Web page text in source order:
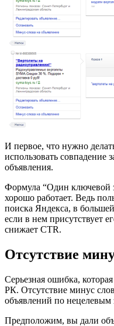
И первое, что нужно
использовать совпадение
объявления.
Формула “Один ключевой
хорошо работает. Ведь
поиска Яндекса, в
если в нем присутствует
снижает CTR.
Отсутствие
Серьезная ошибка,
РК. Отсутствие минус
объявлений по нецелевым
Предположим, вы дали